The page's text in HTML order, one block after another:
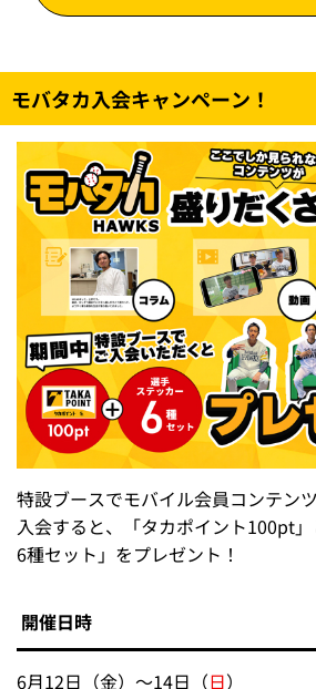
モバタカ入会キャンペーン！
特設ブースでモバイル会員コンテン
入会すると、「タカポイント100pt
6種セット」をプレゼント！
開催日時
6月12日（金）～14日（日）